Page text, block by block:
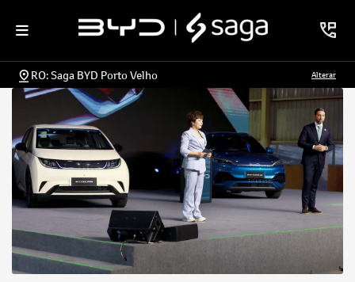
RO: Saga BYD Porto Velho Alterar